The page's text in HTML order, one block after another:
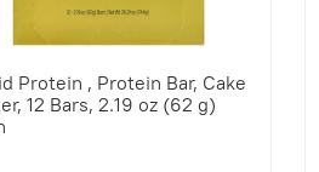
Protein , Protein Bar, Cake
12 Bars, 2.19 oz (62 g)